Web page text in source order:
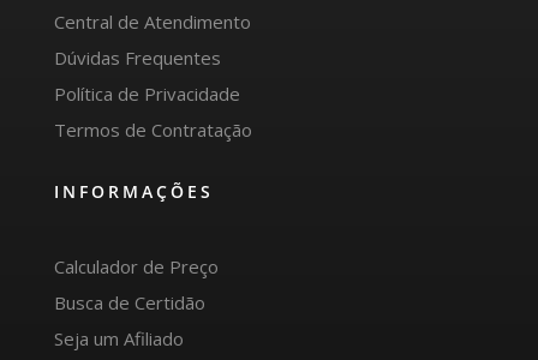
Central de Atendimento
Dúvidas Frequentes
Política de Privacidade
Termos de Contratação
INFORMAÇÕES
Calculador de Preço
Busca de Certidão
Seja um Afiliado